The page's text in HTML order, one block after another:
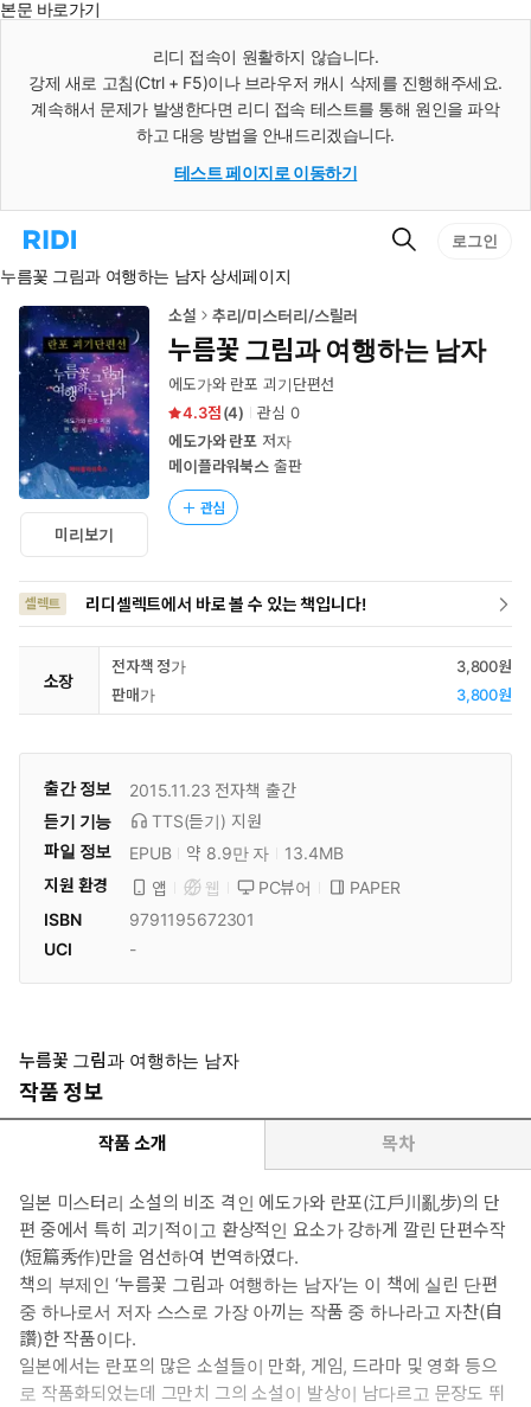
본문 바로가기
리디 접속이 원활하지 않습니다.
강제 새로 고침(Ctrl + F5)이나 브라우저 캐시 삭제를 진행해주세요.
계속해서 문제가 발생한다면 리디 접속 테스트를 통해 원인을 파악
하고 대응 방법을 안내드리겠습니다.
테스트 페이지로 이동하기
리
홈
로
이
동
검
로그인
누름꽃 그림과 여행하는 남자 상세페이지
미리보기
소설 추리/미스터리/스릴러
누름꽃 그림과 여행하는 남자
에도가와 란포 괴기단편선
4.3
(4) 관심 0
에도가와 란포 저자
메이플라워북스 출판
관심
셀렉트 리디셀렉트에서 바로 볼 수 있는 책입니다!
소장
전자책 정가
3,800원
판매가
3,800원
출간 정보 2015.11.23 전자책 출간
듣기 기능
TTS(듣기) 지원
파일 정보
EPUB 약 8.9만 자
13.4MB
지원 환경
앱 웹 PC뷰어
PAPER
ISBN
9791195672301
UCI
-
누름꽃 그림과 여행하는 남자
작품 정보
작품 소개 목차
일본 미스터리 소설의 비조 격인 에도가와 란포(江戶川亂步)의 단
편 중에서 특히 괴기적이고 환상적인 요소가 강하게 깔린 단편수작
(短篇秀作)만을 엄선하여 번역하였다.
책의 부제인 ‘누름꽃 그림과 여행하는 남자’는 이 책에 실린 단편
중 하나로서 저자 스스로 가장 아끼는 작품 중 하나라고 자찬(自
讚)한 작품이다.
일본에서는 란포의 많은 소설들이 만화, 게임, 드라마 및 영화 등으
로 작품화되었는데 그만치 그의 소설이 발상이 남다르고 문장도 뛰